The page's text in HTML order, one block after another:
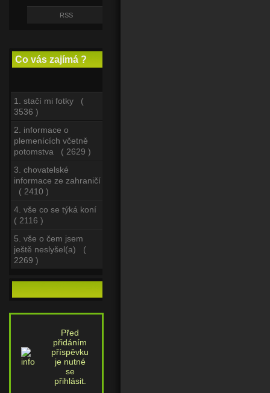
RSS
Co vás zajímá ?
1. stačí mi fotky (
3536 )
2. informace o
plemenících včetně
potomstva ( 2629 )
3. chovatelské
informace ze zahraničí
( 2410 )
4. vše co se týká koní
( 2116 )
5. vše o čem jsem
ještě neslyšel(a) (
2269 )
Před
přidáním
příspěvku
je nutné
se
přihlásit.